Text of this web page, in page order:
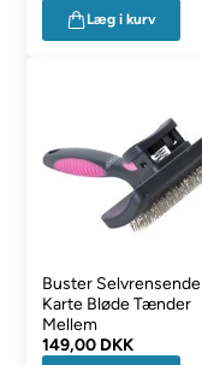
Læg i kurv
Buster Selvrensende
Karte Bløde Tænder
Mellem
149,00 DKK